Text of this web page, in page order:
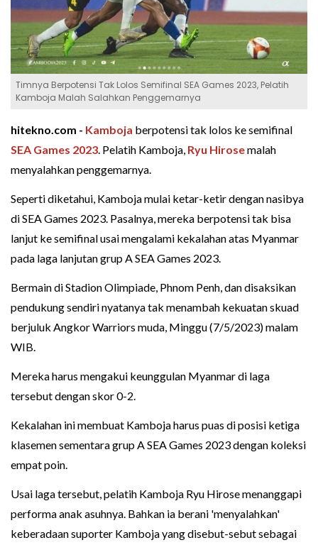
Timnya Berpotensi Tak Lolos Semifinal SEA Games 2023, Pelatih
Kamboja Malah Salahkan Penggemarnya
hitekno.com - Kamboja berpotensi tak lolos ke semifinal
SEA Games 2023. Pelatih Kamboja, Ryu Hirosemalah
menyalahkan penggemarnya.
Seperti diketahui, Kamboja mulai ketar-ketir dengan nasibya
di SEA Games 2023. Pasalnya, mereka berpotensi tak bisa
lanjut ke semifinal usai mengalami kekalahan atas Myanmar
pada laga lanjutan grup A SEA Games 2023.
Bermain di Stadion Olimpiade, Phnom Penh, dan disaksikan
pendukung sendiri nyatanya tak menambah kekuatan skuad
berjuluk Angkor Warriors muda, Minggu (7/5/2023) malam
WIB.
Mereka harus mengakui keunggulan Myanmar di laga
tersebut dengan skor 0-2.
Kekalahan ini membuat Kamboja harus puas di posisi ketiga
klasemen sementara grup A SEA Games 2023 dengan koleksi
empat poin.
Usai laga tersebut, pelatih Kamboja Ryu Hirose menanggapi
performa anak asuhnya. Bahkan ia berani 'menyalahkan'
keberadaan suporter Kamboja yang disebut-sebut sebagai